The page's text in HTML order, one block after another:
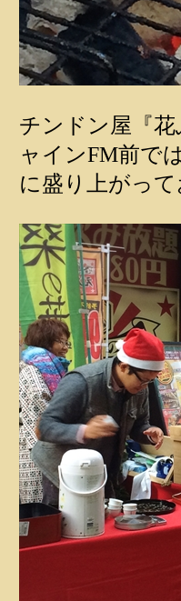
チンドン屋『
ャインFM前で
に盛り上がっ